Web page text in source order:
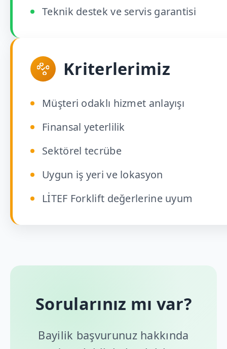
Teknik destek ve servis garantisi
Kriterlerimiz
Müşteri odaklı hizmet anlayışı
Finansal yeterlilik
Sektörel tecrübe
Uygun iş yeri ve lokasyon
LİTEF Forklift değerlerine uyum
Sorularınız mı var?
Bayilik başvurunuz hakkında